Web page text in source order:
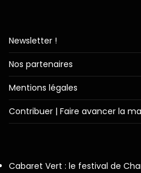
Newsletter !
Nos partenaires
Mentions légales
Contribuer | Faire avancer la
Cabaret Vert : le festival de